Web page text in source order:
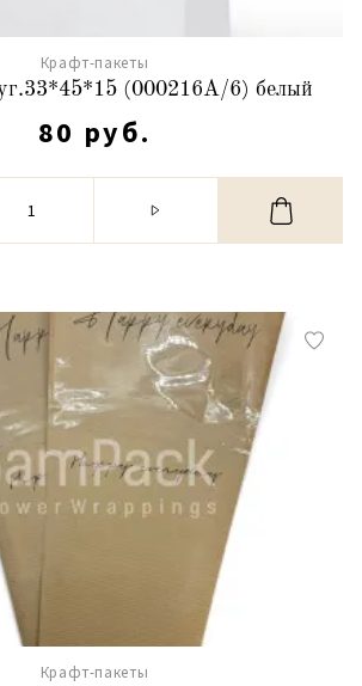
Крафт-пакеты
(000216А/6) белый
80 руб.
Крафт-пакеты